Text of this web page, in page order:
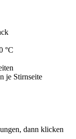
°C
je Stirnseite
dann klicken